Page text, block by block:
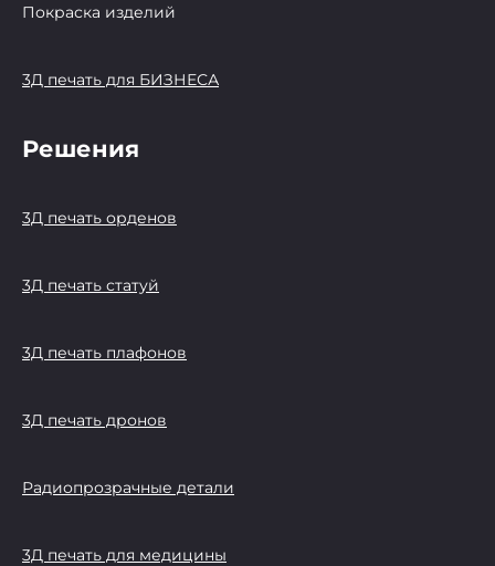
Покраска изделий
3Д печать для БИЗНЕСА
Решения
3Д печать орденов
3Д печать статуй
3Д печать плафонов
3Д печать дронов
Радиопрозрачные детали
3Д печать для медицины